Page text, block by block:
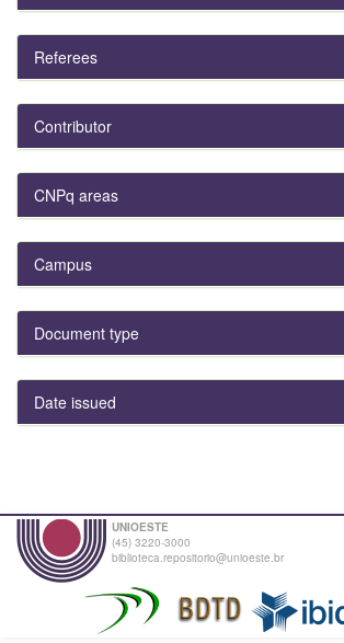
Referees
Contributor
CNPq areas
Campus
Document type
Date issued
UNIOESTE
(45) 3220-3000
biblioteca.repositorio@unioeste.br